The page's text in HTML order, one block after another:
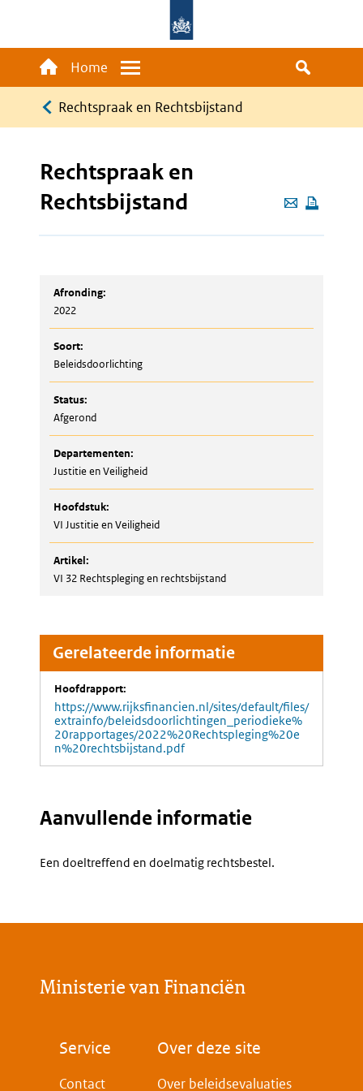
gaan
Main
navigation
Home Menu
Kruimelpad
Rechtspraak en Rechtsbijstand
Deze
pagina
Rechtspraak en
Rechtsbijstand
Afronding:
2022
Soort:
Beleidsdoorlichting
Status:
Afgerond
Departementen:
Justitie en Veiligheid
Hoofdstuk:
VI Justitie en Veiligheid
Artikel:
VI 32 Rechtspleging en rechtsbijstand
Gerelateerde informatie
Hoofdrapport:
https://www.rijksfinancien.nl/sites/default/files/
extrainfo/beleidsdoorlichtingen_periodieke%
20rapportages/2022%20Rechtspleging%20e
n%20rechtsbijstand.pdf
Aanvullende informatie
Een doeltreffend en doelmatig rechtsbestel.
Ministerie van Financiën
Voet
Service
Contact
Over deze site
Over beleidsevaluaties